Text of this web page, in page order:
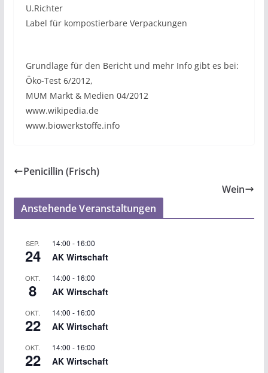
U.Richter
Label für kompostierbare Verpackungen
Grundlage für den Bericht und mehr Info gibt es bei:
Öko-Test 6/2012,
MUM Markt & Medien 04/2012
www.wikipedia.de
www.biowerkstoffe.info
Penicillin (Frisch)
Wein
Anstehende Veranstaltungen
SEP.
24
14:00 - 16:00
AK Wirtschaft
OKT.
8
14:00 - 16:00
AK Wirtschaft
OKT.
22
14:00 - 16:00
AK Wirtschaft
OKT.
22
14:00 - 16:00
AK Wirtschaft